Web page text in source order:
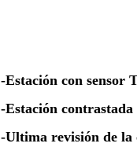
-Estación con sensor
-Estación
-Ultima revisión de la